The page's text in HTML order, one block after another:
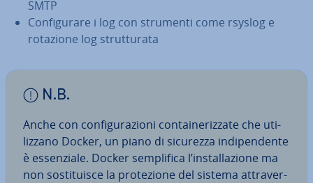
SMTP
Con­fi­gu­ra­re i log con strumenti come rsyslog e
rotazione log strut­tu­ra­ta
N.B.
Anche con con­fi­gu­ra­zio­ni con­tai­ne­riz­za­te che uti­
liz­za­no Docker, un piano di sicurezza in­di­pen­den­te
è es­sen­zia­le. Docker sem­pli­fi­ca l’in­stal­la­zio­ne ma
non so­sti­tui­sce la pro­te­zio­ne del sistema at­tra­ver­